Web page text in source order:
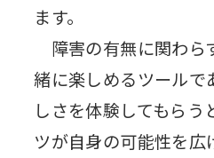
ます。
障害の有無に関わら
緒に楽しめるツールで
しさを体験してもらう
ツが自身の可能性を広